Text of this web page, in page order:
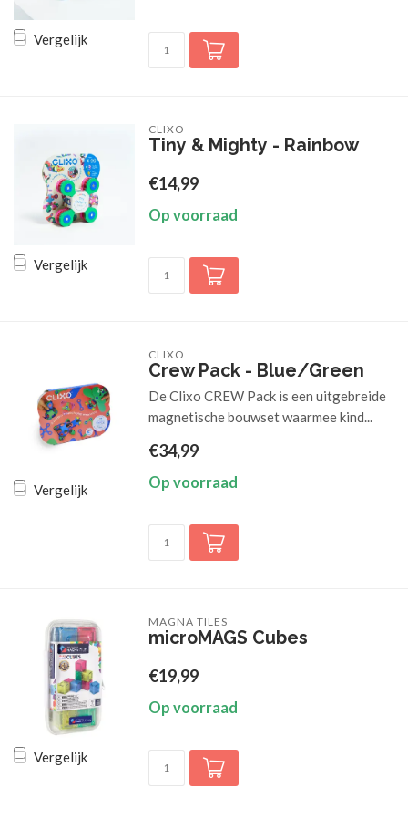
Vergelijk
Vergelijk
CLIXO
Tiny & Mighty - Rainbow
€14,99
Op voorraad
Vergelijk
CLIXO
Crew Pack - Blue/Green
De Clixo CREW Pack is een uitgebreide
magnetische bouwset waarmee kind...
€34,99
Op voorraad
Vergelijk
MAGNA TILES
microMAGS Cubes
€19,99
Op voorraad